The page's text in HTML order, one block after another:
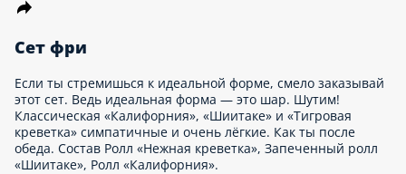
курочкой для любителей сытных роллов — двойная порция
сочного мяса в сырных шапочках. Заказывать только тем, кто
зверски голоден. Состав Запеченный ролл с куриными
стрипсами и беконом, Запеченный ролл с курицей.
515 г.